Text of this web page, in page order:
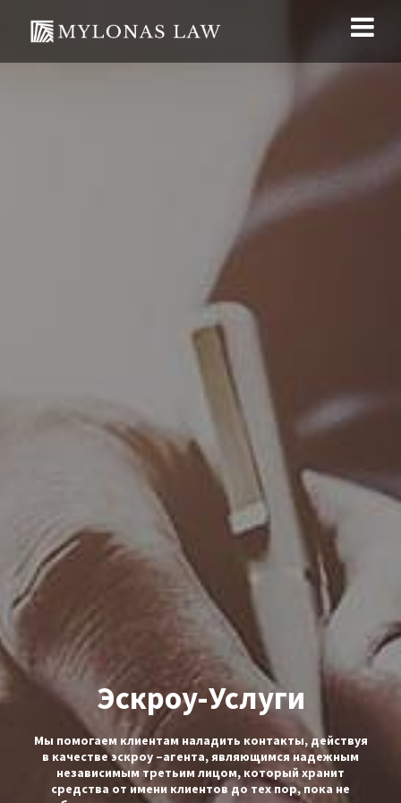
Корпоративные
услуги
Консультативные
услуги
Профессионалы
Новости
Эскроу-Услуги
Мы помогаем клиентам наладить контакты, действуя
в качестве эскроу –агента, являющимся надежным
независимым третьим лицом, который хранит
средства от имени клиентов до тех пор, пока не